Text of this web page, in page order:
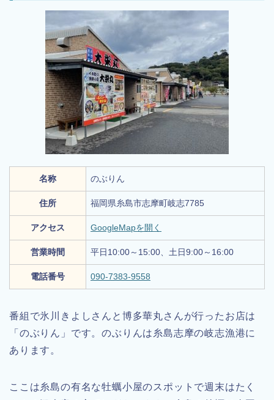
名称 のぶりん
住所 福岡県糸島市志摩町岐志7785
アクセス GoogleMapを開く
営業時間 平日10:00～15:00、土日9:00～16:00
電話番号 090-7383-9558
番組で氷川きよしさんと博多華丸さんが行ったお店は
「のぶりん」です。のぶりんは糸島志摩の岐志漁港に
あります。
ここは糸島の有名な牡蠣小屋のスポットで週末はたく